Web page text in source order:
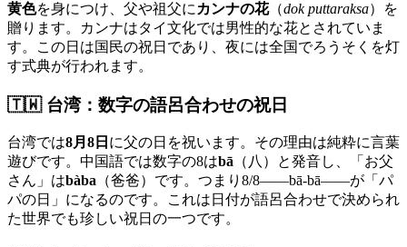
黄色を身につけ、父や祖父に カンナの花（dok puttaraksa）を
贈ります。カンナはタイ文化では男性的な花とされていま
す。この日は国民の祝日であり、夜には全国でろうそくを灯
す式典が行われます。
🇹🇼 台湾：数字の語呂合わせの祝日
台湾では8月8日 に父の日を祝います。その理由は純粋に言葉
遊びです。中国語では数字の8はbā （八）と発音し、「お父
さん」はbàba （爸爸）です。つまり8/8——bā-bā——が「パ
パの日」になるのです。これは日付が語呂合わせで決められ
た世界でも珍しい祝日の一つです。